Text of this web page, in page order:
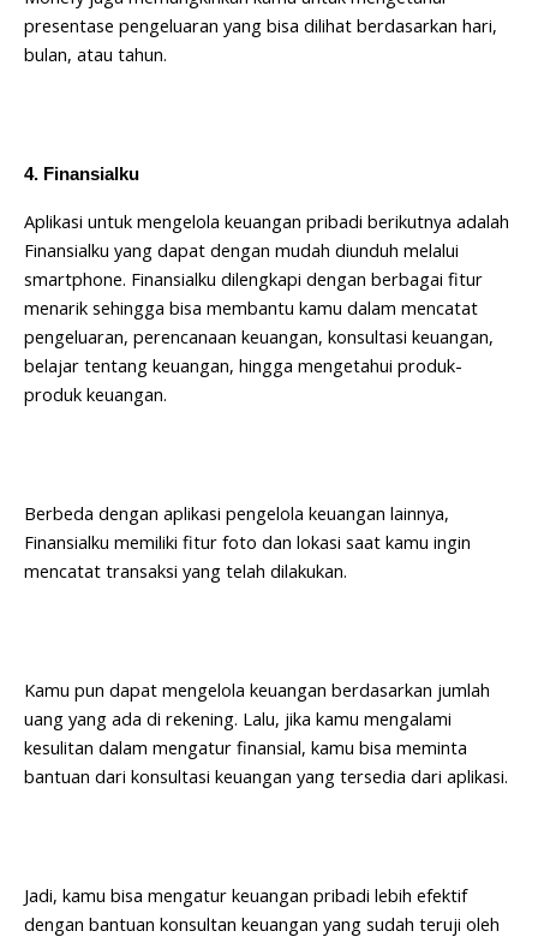
presentase pengeluaran yang bisa dilihat berdasarkan hari,
bulan, atau tahun.
4. Finansialku
Aplikasi untuk mengelola keuangan pribadi berikutnya adalah
Finansialku yang dapat dengan mudah diunduh melalui
smartphone. Finansialku dilengkapi dengan berbagai fitur
menarik sehingga bisa membantu kamu dalam mencatat
pengeluaran, perencanaan keuangan, konsultasi keuangan,
belajar tentang keuangan, hingga mengetahui produk-
produk keuangan.
Berbeda dengan aplikasi pengelola keuangan lainnya,
Finansialku memiliki fitur foto dan lokasi saat kamu ingin
mencatat transaksi yang telah dilakukan.
Kamu pun dapat mengelola keuangan berdasarkan jumlah
uang yang ada di rekening. Lalu, jika kamu mengalami
kesulitan dalam mengatur finansial, kamu bisa meminta
bantuan dari konsultasi keuangan yang tersedia dari aplikasi.
Jadi, kamu bisa mengatur keuangan pribadi lebih efektif
dengan bantuan konsultan keuangan yang sudah teruji oleh